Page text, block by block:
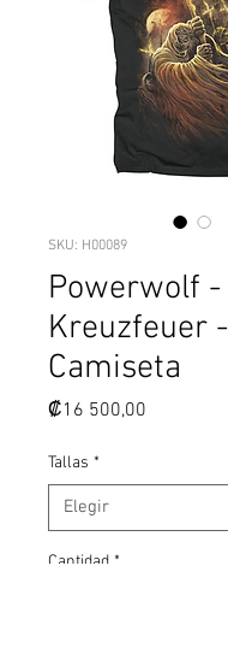
SKU: H00089
Powerwolf -
Kreuzfeuer -
Camiseta
₡16 500,00
Tallas *
Cantidad *